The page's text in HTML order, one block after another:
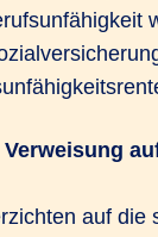
Verweisung
auf die